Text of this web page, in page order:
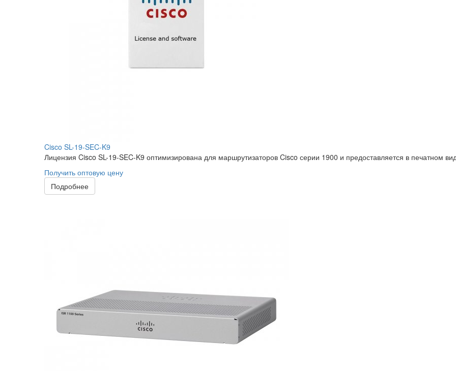
Cisco SL-19-SEC-K9
Лицензия Cisco SL-19-SEC-K9 оптимизирована для маршрутизаторов Cisco серии 1900 и предоставляется в печатном
Получить оптовую цену
Подробнее